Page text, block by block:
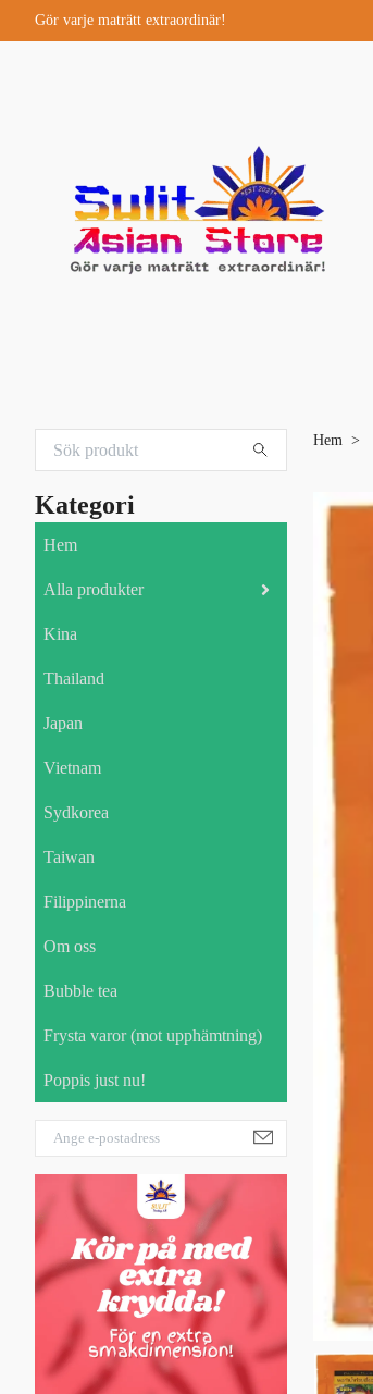
Gör varje maträtt extraordinär!
Kategori
Hem
Alla produkter
Kina
Thailand
Japan
Vietnam
Sydkorea
Taiwan
Filippinerna
Om oss
Bubble tea
Frysta varor (mot upphämtning)
Poppis just nu!
Hem